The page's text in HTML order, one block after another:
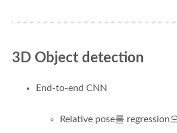
3D Object detection
End-to-end CNN
Relative pose를 regression